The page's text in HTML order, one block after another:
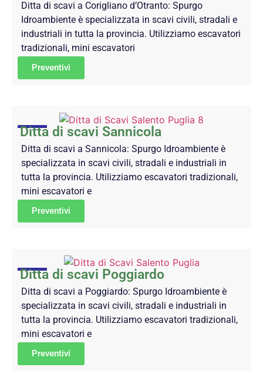
Ditta di scavi a Corigliano d’Otranto: Spurgo
Idroambiente è specializzata in scavi civili, stradali e
industriali in tutta la provincia. Utilizziamo escavatori
tradizionali, mini escavatori
Preventivi
Ditta di scavi Sannicola
Ditta di scavi a Sannicola: Spurgo Idroambiente è
specializzata in scavi civili, stradali e industriali in
tutta la provincia. Utilizziamo escavatori tradizionali,
mini escavatori e
Preventivi
Ditta di scavi Poggiardo
Ditta di scavi a Poggiardo: Spurgo Idroambiente è
specializzata in scavi civili, stradali e industriali in
tutta la provincia. Utilizziamo escavatori tradizionali,
mini escavatori e
Preventivi